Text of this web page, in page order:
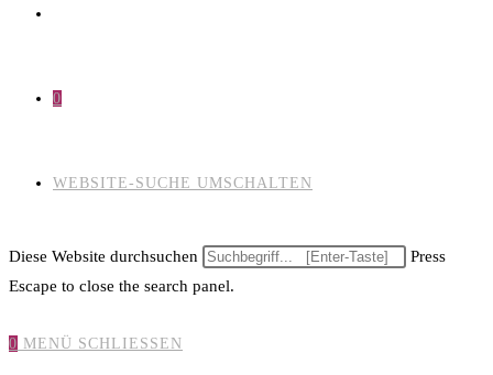
0
WEBSITE-SUCHE UMSCHALTEN
Diese Website durchsuchen
Press
Escape to close the search panel.
0 MENÜ SCHLIESSEN